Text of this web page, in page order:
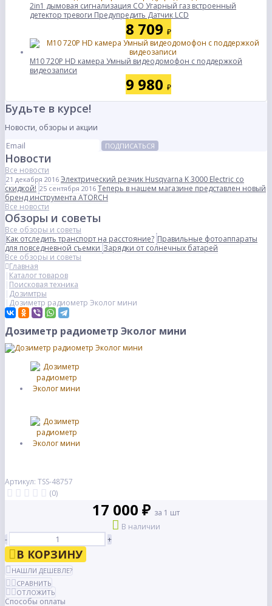
2in1 дымовая сигнализация CO Угарный газ встроенный
детектор тревоги Предупредить Датчик LCD
8 709 ₽
M10 720P HD камера Умный видеодомофон с поддержкой
видеозаписи
9 980 ₽
Будьте в курсе!
Новости, обзоры и акции
ПОДПИСАТЬСЯ
Новости
Все новости
21 декабря 2016 Электрический резчик Husqvarna K 3000 Electric со
скидкой! 25 сентября 2016 Теперь в нашем магазине представлен новый
бренд инструмента ATORCH
Все новости
Обзоры и советы
Все обзоры и советы
Как отследить транспорт на расстояние? Правильные фотоаппараты
для повседневной съемкиЗарядки от солнечных батарей
Все обзоры и советы
Главная
Каталог товаров
Поисковая техника
Дозимтры
Дозиметр радиометр Эколог мини
Дозиметр радиометр Эколог мини
Артикул: TSS-48757
(0)
17 000 ₽ за 1 шт
В наличии
-
+
В КОРЗИНУ
НАШЛИ ДЕШЕВЛЕ?
СРАВНИТЬ
ОТЛОЖИТЬ
Способы оплаты